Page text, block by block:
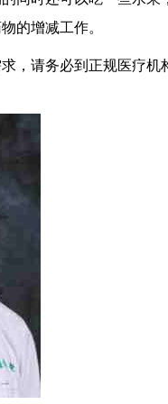
的增减工作。
，请务必到正规医疗机